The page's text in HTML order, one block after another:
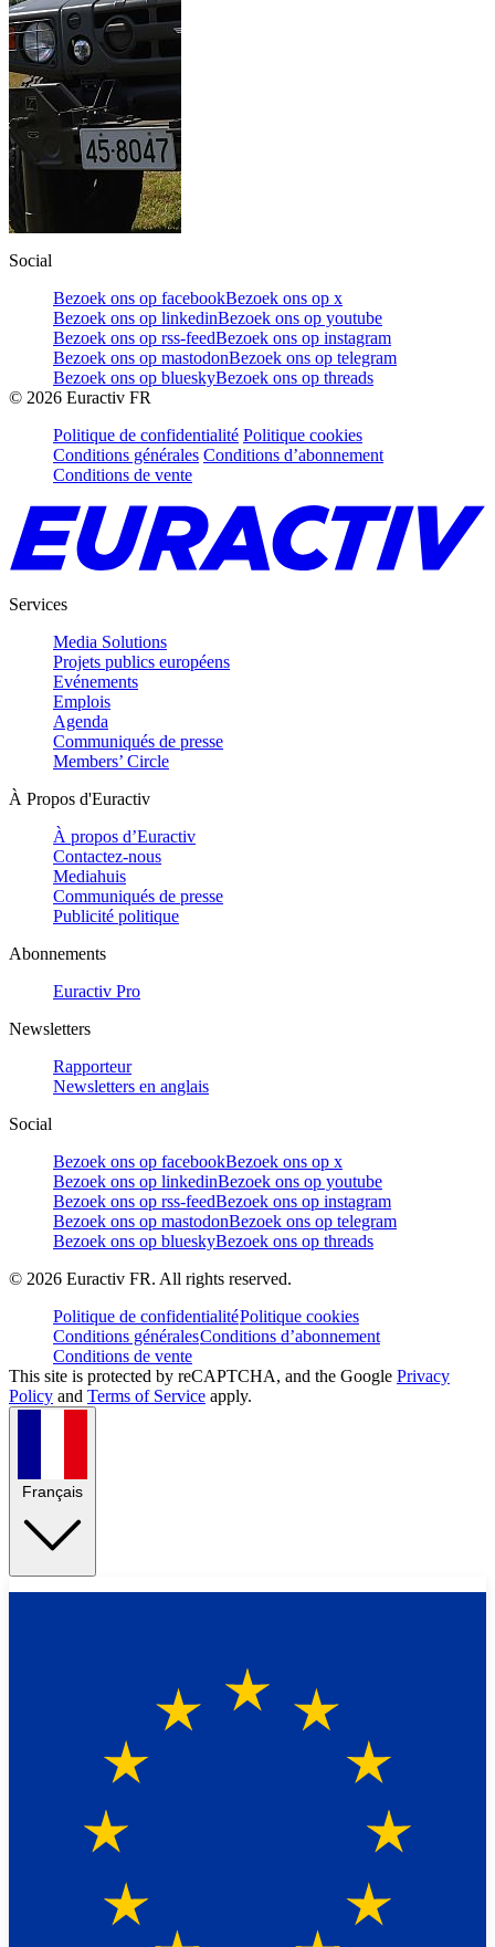
Social
Bezoek ons op facebookBezoek ons op x
Bezoek ons op linkedinBezoek ons op youtube
Bezoek ons op rss-feedBezoek ons op instagram
Bezoek ons op mastodonBezoek ons op telegram
Bezoek ons op blueskyBezoek ons op threads
© 2026 Euractiv FR
Politique de confidentialité Politique cookies
Conditions générales Conditions d’abonnement
Conditions de vente
Services
Media Solutions
Projets publics européens
Evénements
Emplois
Agenda
Communiqués de presse
Members’ Circle
À Propos d'Euractiv
À propos d’Euractiv
Contactez-nous
Mediahuis
Communiqués de presse
Publicité politique
Abonnements
Euractiv Pro
Newsletters
Rapporteur
Newsletters en anglais
Social
Bezoek ons op facebookBezoek ons op x
Bezoek ons op linkedinBezoek ons op youtube
Bezoek ons op rss-feedBezoek ons op instagram
Bezoek ons op mastodonBezoek ons op telegram
Bezoek ons op blueskyBezoek ons op threads
© 2026 Euractiv FR. All rights reserved.
Politique de confidentialitéPolitique cookies
Conditions généralesConditions d’abonnement
Conditions de vente
This site is protected by reCAPTCHA, and the Google Privacy
Policy and Terms of Service apply.
Français